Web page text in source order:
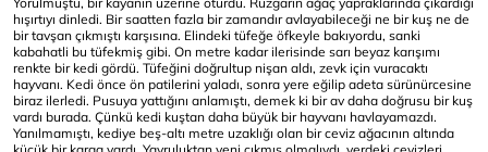
hışırtıyı dinledi. Bir saatten fazla bir zamandır avlayabileceği ne bir kuş ne de
bir tavşan çıkmıştı karşısına. Elindeki tüfeğe öfkeyle bakıyordu, sanki
kabahatli bu tüfekmiş gibi. On metre kadar ilerisinde sarı beyaz karışımı
renkte bir kedi gördü. Tüfeğini doğrultup nişan aldı, zevk için vuracaktı
hayvanı. Kedi önce ön patilerini yaladı, sonra yere eğilip adeta sürünürcesine
biraz ilerledi. Pusuya yattığını anlamıştı, demek ki bir av daha doğrusu bir kuş
vardı burada. Çünkü kedi kuştan daha büyük bir hayvanı havlayamazdı.
Yanılmamıştı, kediye beş-altı metre uzaklığı olan bir ceviz ağacının altında